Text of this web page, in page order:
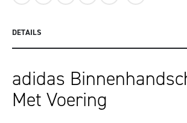
DETAILS
adidas
Met Voering